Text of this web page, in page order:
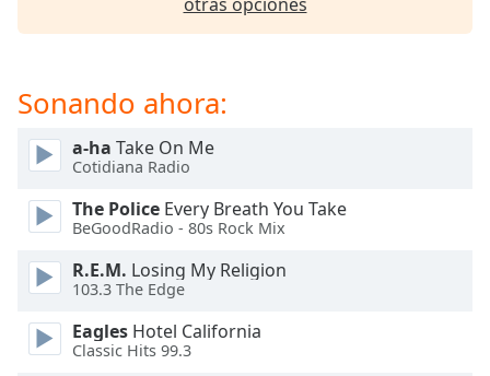
dialog
will
close
window.
Color
Opacity
Sonando ahora:
a-ha Take On Me
Cotidiana Radio
The Police Every Breath You Take
BeGoodRadio - 80s Rock Mix
R.E.M. Losing My Religion
103.3 The Edge
Eagles Hotel California
Classic Hits 99.3